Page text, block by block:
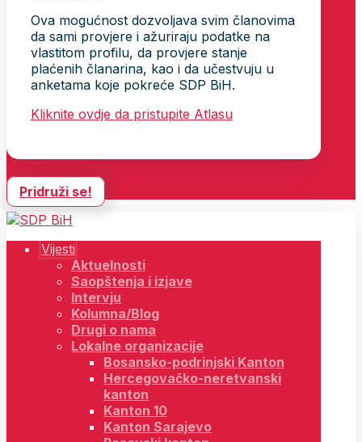
Ova mogućnost dozvoljava svim članovima
da sami provjere i ažuriraju podatke na
vlastitom profilu, da provjere stanje
plaćenih članarina, kao i da učestvuju u
anketama koje pokreće SDP BiH.
Kliknite ovdje da pristupite Atlasu
Pridruži se!
Vijesti
Aktuelnosti
Saopštenja i izjave
Intervju
Kolumna/Blog
Drugi o nama
Lokalne organizacije
Bosansko-podrinjski Kanton
Hercegovačko-neretvanski
kanton
Kanton 10
Kanton Sarajevo